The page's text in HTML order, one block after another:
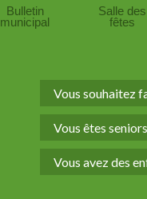
Bulletin
municipal
Salle des
fêtes
Vous souhaitez
Vous êtes
Vous avez des